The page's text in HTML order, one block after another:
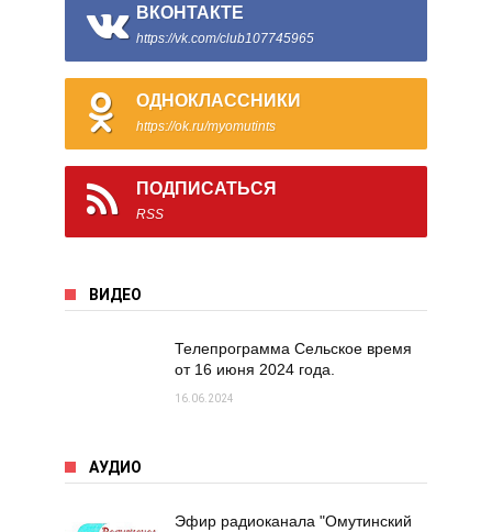
ВКОНТАКТЕ
https://vk.com/club107745965
ОДНОКЛАССНИКИ
https://ok.ru/myomutints
ПОДПИСАТЬСЯ
RSS
ВИДЕО
Телепрограмма Сельское время
от 16 июня 2024 года.
16.06.2024
АУДИО
Эфир радиоканала "Омутинский